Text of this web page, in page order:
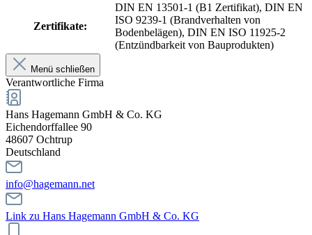
Zertifikate:
DIN EN 13501-1 (B1 Zertifikat), DIN EN
ISO 9239-1 (Brandverhalten von
Bodenbelägen), DIN EN ISO 11925-2
(Entzündbarkeit von Bauprodukten)
Menü schließen
Verantwortliche Firma
Hans Hagemann GmbH & Co. KG
Eichendorffallee 90
48607 Ochtrup
Deutschland
info@hagemann.net
Link zu Hans Hagemann GmbH & Co. KG